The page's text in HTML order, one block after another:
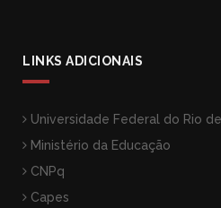
LINKS ADICIONAIS
Universidade Federal do Rio
Ministério da Educação
CNPq
Capes